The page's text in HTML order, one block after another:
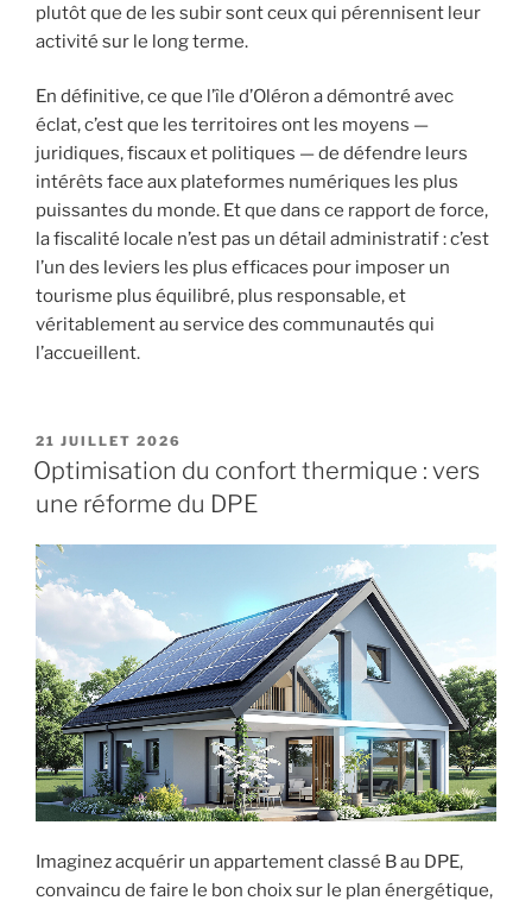
plutôt que de les subir sont ceux qui pérennisent leur
activité sur le long terme.
En définitive, ce que l’île d’Oléron a démontré avec
éclat, c’est que les territoires ont les moyens —
juridiques, fiscaux et politiques — de défendre leurs
intérêts face aux plateformes numériques les plus
puissantes du monde. Et que dans ce rapport de force,
la fiscalité locale n’est pas un détail administratif : c’est
l’un des leviers les plus efficaces pour imposer un
tourisme plus équilibré, plus responsable, et
véritablement au service des communautés qui
l’accueillent.
PUBLIÉ
LE
21 JUILLET 2026
Optimisation du confort thermique : vers
une réforme du DPE
Imaginez acquérir un appartement classé B au DPE,
convaincu de faire le bon choix sur le plan énergétique,